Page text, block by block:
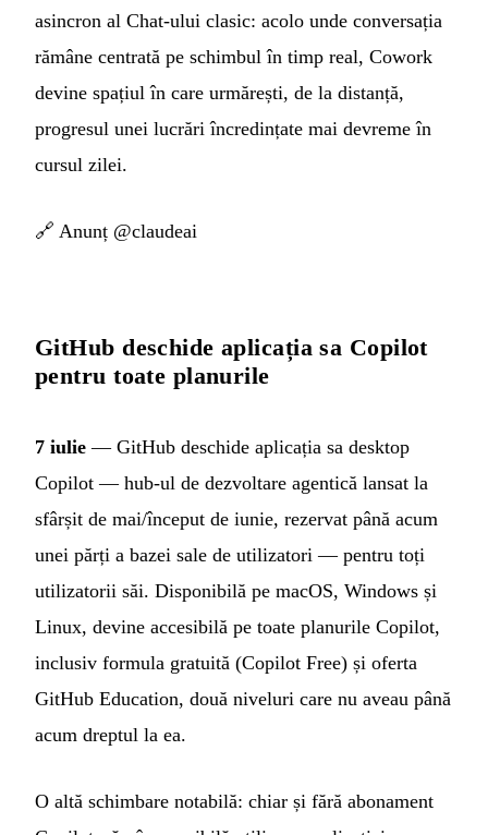
asincron al Chat-ului clasic: acolo unde conversația
rămâne centrată pe schimbul în timp real, Cowork
devine spațiul în care urmărești, de la distanță,
progresul unei lucrări încredințate mai devreme în
cursul zilei.
🔗 Anunț @claudeai
GitHub deschide aplicația sa Copilot
pentru toate planurile
7 iulie — GitHub deschide aplicația sa desktop
Copilot — hub-ul de dezvoltare agentică lansat la
sfârșit de mai/început de iunie, rezervat până acum
unei părți a bazei sale de utilizatori — pentru toți
utilizatorii săi. Disponibilă pe macOS, Windows și
Linux, devine accesibilă pe toate planurile Copilot,
inclusiv formula gratuită (Copilot Free) și oferta
GitHub Education, două niveluri care nu aveau până
acum dreptul la ea.
O altă schimbare notabilă: chiar și fără abonament